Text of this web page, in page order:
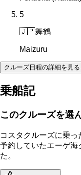
5
🇯🇵舞鶴
Maizuru
クルーズ日程の詳細を見る
乗船記
このクルーズを選
コスタクルーズに乗
予約していたエーゲ
た。